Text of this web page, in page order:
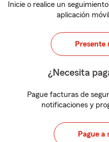
Inicie o realice un
aplicación
Presente
¿Necesita
Pague facturas de
notificaciones y
Pague a